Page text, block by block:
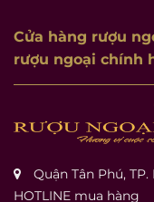
Cửa hàng rượu
rượu ngoại chính
Quận Tân Phú,
HOTLINE mua hàng